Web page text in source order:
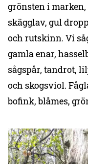
grönsten i
skägglav, gul
och rutskinn. Vi
gamla enar,
sågspår, tandrot,
och skogsviol.
bofink, blåmes,